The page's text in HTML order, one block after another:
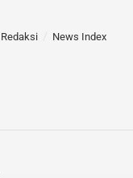
Redaksi News Index